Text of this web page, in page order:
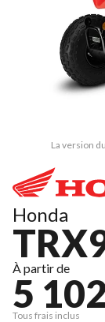
La version
Honda
À partir de
5
Tous frais inclus